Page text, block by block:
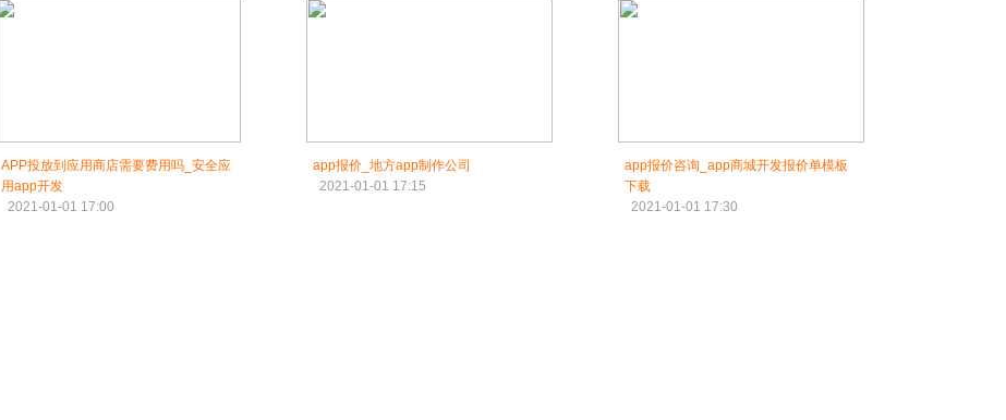
APP投放到应用商店需要费用吗_安全应
用app开发
2021-01-01 17:00
app报价_地方app制作公司
2021-01-01 17:15
app报价咨询_app商城开发报价单模板
下载
2021-01-01 17:30